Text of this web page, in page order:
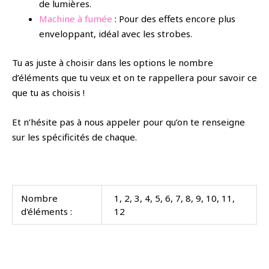
de lumières.
Machine à fumée : Pour des effets encore plus
enveloppant, idéal avec les strobes.
Tu as juste à choisir dans les options le nombre
d’éléments que tu veux et on te rappellera pour savoir ce
que tu as choisis !
Et n’hésite pas à nous appeler pour qu’on te renseigne
sur les spécificités de chaque.
Nombre
d'éléments :
1, 2, 3, 4, 5, 6, 7, 8, 9, 10, 11,
12